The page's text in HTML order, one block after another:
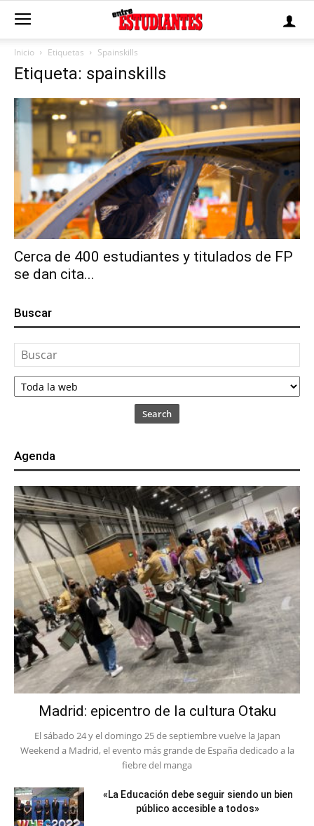
Inicio Etiquetas Spainskills
Etiqueta: spainskills
Cerca de 400 estudiantes y titulados de FP
se dan cita...
Buscar
Search
Agenda
Madrid: epicentro de la cultura Otaku
El sábado 24 y el domingo 25 de septiembre vuelve la Japan
Weekend a Madrid, el evento más grande de España dedicado a la
fiebre del manga
«La Educación debe seguir siendo un bien
público accesible a todos»